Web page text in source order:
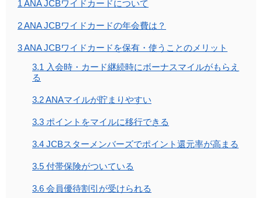
1 ANA JCBワイドカードについて
2ANA JCBワイドカードの年会費は？
3ANA JCBワイドカードを保有・使うことのメリット
3.1 入会時・カード継続時にボーナスマイルがもらえ
る
3.2ANAマイルが貯まりやすい
3.3 ポイントをマイルに移行できる
3.4 JCBスターメンバーズでポイント還元率が高まる
3.5 付帯保険がついている
3.6 会員優待割引が受けられる